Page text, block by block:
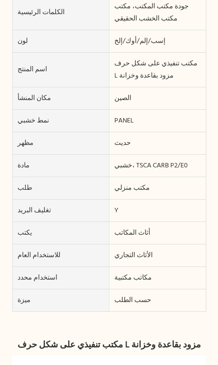
الكلمات الرئيسية
جودة مكتب المكتب، مكتب
مكتب الخشب الحقيقي
لون
إسب/إلم/أوك/إلخ
اسم المنتج
مكتب تنفيذي على شكل حرف
L مزود بقاعدة وخزانة
مكان المنشأ
الصين
نمط خشبي
PANEL
مظهر
حديث
مادة
خشبي، TSCA CARB P2/E0
طلب
مكتب منزلي
تغليف البريد
Y
يكتب
أثاث المكاتب
للاستخدام العام
الأثاث التجاري
استخدام محدد
مكاتب مكتبية
ميزة
حسب الطلب